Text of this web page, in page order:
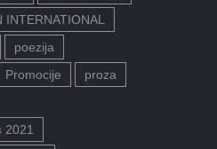
INTERNATIONAL
poezija
Promocije
proza
2021